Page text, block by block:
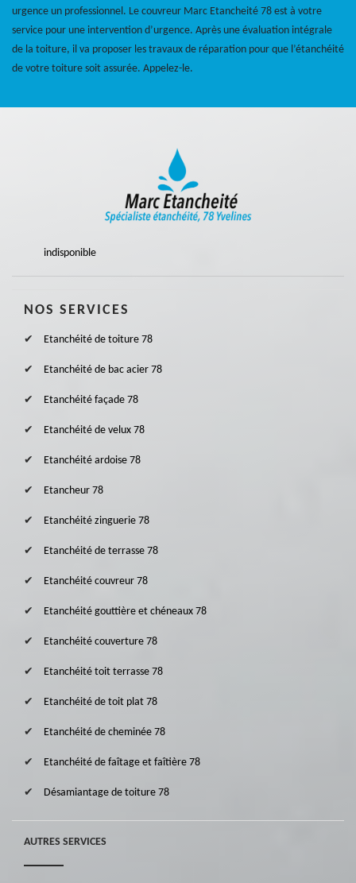
urgence un professionnel. Le couvreur Marc Etancheité 78 est à votre
service pour une intervention d’urgence. Après une évaluation intégrale
de la toiture, il va proposer les travaux de réparation pour que l’étanchéité
de votre toiture soit assurée. Appelez-le.
indisponible
NOS SERVICES
Etanchéité de toiture 78
Etanchéité de bac acier 78
Etanchéité façade 78
Etanchéité de velux 78
Etanchéité ardoise 78
Etancheur 78
Etanchéité zinguerie 78
Etanchéité de terrasse 78
Etanchéité couvreur 78
Etanchéité gouttière et chéneaux 78
Etanchéité couverture 78
Etanchéité toit terrasse 78
Etanchéité de toit plat 78
Etanchéité de cheminée 78
Etanchéité de faîtage et faîtière 78
Désamiantage de toiture 78
AUTRES SERVICES